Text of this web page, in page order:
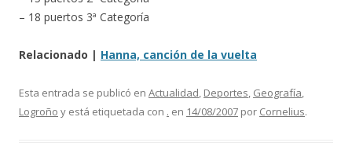
– 18 puertos 3ª Categoría
Relacionado | Hanna, canción de la vuelta
Esta entrada se publicó en Actualidad, Deportes, Geografía,
Logroño y está etiquetada con . en 14/08/2007 por Cornelius.